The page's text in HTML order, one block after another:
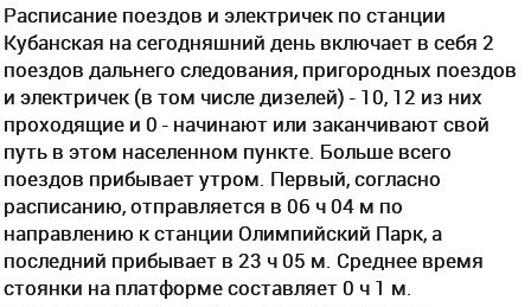
Расписание поездов и электричек по станции
Кубанская на сегодняшний день включает в себя 2
поездов дальнего следования, пригородных поездов
и электричек (в том числе дизелей) - 10, 12 из них
проходящие и 0 - начинают или заканчивают свой
путь в этом населенном пункте. Больше всего
поездов прибывает утром. Первый, согласно
расписанию, отправляется в 06 ч 04 м по
направлению к станции Олимпийский Парк, а
последний прибывает в 23 ч 05 м. Среднее время
стоянки на платформе составляет 0 ч 1 м.